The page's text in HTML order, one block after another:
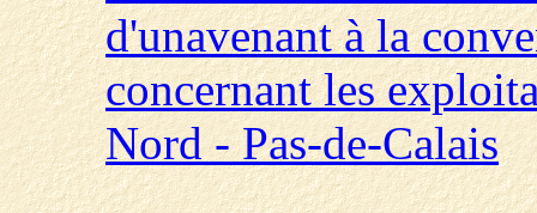
d'unavenant à la
concernant les
Nord - Pas-de-Calais